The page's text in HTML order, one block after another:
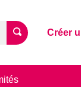
Créer